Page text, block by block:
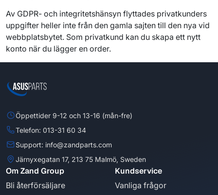
Av GDPR- och integritetshänsyn flyttades privatkunders
uppgifter heller inte från den gamla sajten till den nya vid
webbplatsbytet. Som privatkund kan du skapa ett nytt
konto när du lägger en order.
Öppettider 9-12 och 13-16 (mån-fre)
Telefon: 013-31 60 34
Support: info@zandparts.com
Järnyxegatan 17, 213 75 Malmö, Sweden
Om Zand Group
Bli återförsäljare
Kundservice
Vanliga frågor